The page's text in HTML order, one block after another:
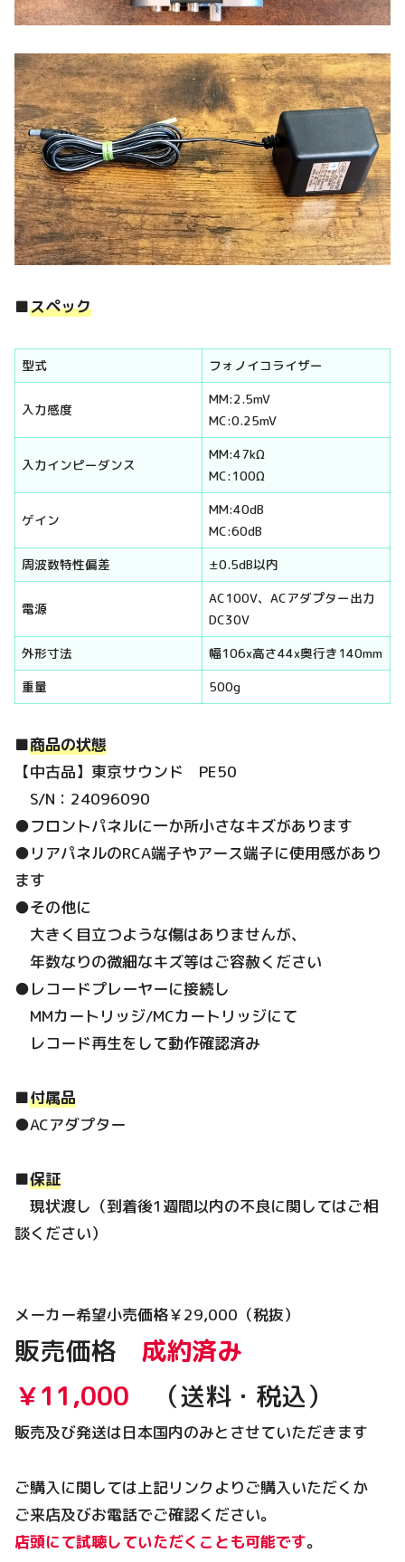
■スペック
型式 フォノイコライザー
入力感度
MM:2.5mV
MC:0.25mV
入力インピーダンス
MM:47kΩ
MC:100Ω
ゲイン
MM:40dB
MC:60dB
周波数特性偏差
±0.5dB以内
電源
AC100V、ACアダプター出力
DC30V
外形寸法
幅106x高さ44x奥行き140mm
重量
500g
■商品の状態
【中古品】東京サウンド PE50
S/N：24096090
●フロントパネルに一か所小さなキズがあります
●リアパネルのRCA端子やアース端子に使用感があり
ます
●その他に
大きく目立つような傷はありませんが、
年数なりの微細なキズ等はご容赦ください
●レコードプレーヤーに接続し
MMカートリッジ/MCカートリッジにて
レコード再生をして動作確認済み
■付属品
●ACアダプター
■保証
現状渡し（到着後1週間以内の不良に関してはご相
談ください）
メーカー希望小売価格￥29,000（税抜）
販売価格 成約済み
￥11,000 （送料・税込）
販売及び発送は日本国内のみとさせていただきます
ご購入に関しては上記リンクよりご購入いただくか
ご来店及びお電話でご確認ください。
店頭にて試聴していただくことも可能です。